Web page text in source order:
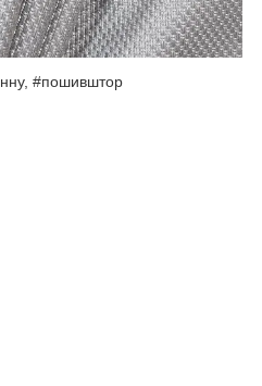
#пошивштор